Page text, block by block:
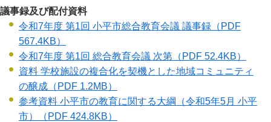
議事録及び配付資料
令和7年度 第1回 小平市総合教育会議 議事録 （PDF
567.4KB）
令和7年度 第1回 総合教育会議 次第 （PDF 52.4KB）
資料 学校施設の複合化を契機とした地域コミュニティ
の醸成 （PDF 1.2MB）
参考資料 小平市の教育に関する大綱（令和5年5月 小平
市）
（PDF 424.8KB）